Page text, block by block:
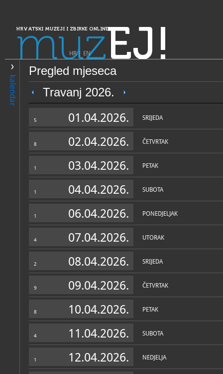
HRVATSKI MUZEJI I ZBIRKE ONLINE
muzEJ!
HR| EN
kalendar
Pregled mjeseca
Travanj 2026.
5 01.04.2026. SRIJEDA
8 02.04.2026. ČETVRTAK
1 03.04.2026. PETAK
1 04.04.2026. SUBOTA
1 06.04.2026. PONEDJELJAK
4 07.04.2026. UTORAK
2 08.04.2026. SRIJEDA
9 09.04.2026. ČETVRTAK
8 10.04.2026. PETAK
4 11.04.2026. SUBOTA
1 12.04.2026. NEDJELJA
PRETRAŽIVANJE
Dalmacija
Hrvatski pomorski muzej
OPĆI PODACI
Zbirke